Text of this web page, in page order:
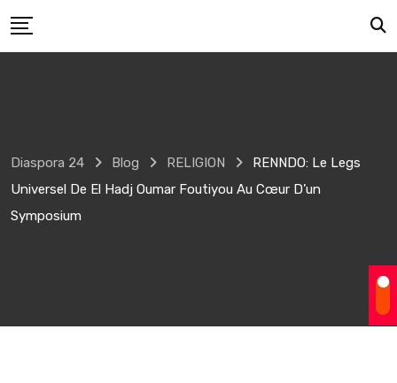
to
Diaspora 24 Blog RELIGION
RENNDO: Le Legs
Universel De El Hadj Oumar Foutiyou Au Cœur D’un
Symposium